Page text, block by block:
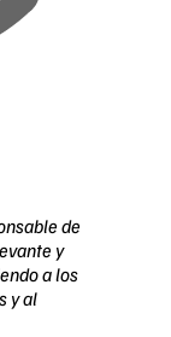
de
y
a los
y al